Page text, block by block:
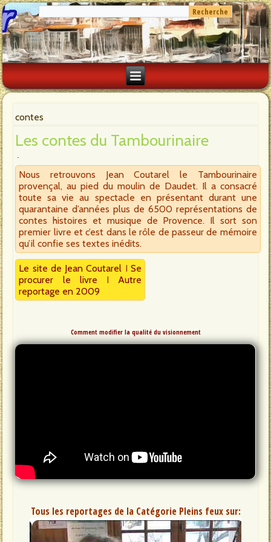
contes
Les contes du Tambourinaire
Nous retrouvons Jean Coutarel le Tambourinaire
provençal, au pied du moulin de Daudet. Il a consacré
toute sa vie au spectacle en présentant durant une
quarantaine d’années plus de 6500 représentations de
contes histoires et musique de Provence. Il sort son
premier livre et c’est dans le rôle de passeur de mémoire
qu’il confie ses textes inédits.
Le site de Jean Coutarel I Se
procurer le livre I Autre
reportage en 2009
Comment modifier la qualité du visionnement
Tous les reportages de la Catégorie Pleins feux sur: